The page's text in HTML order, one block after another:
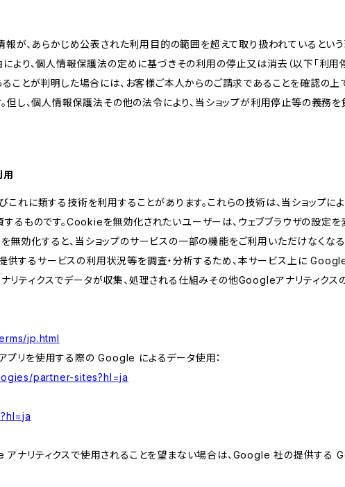
報が、あらかじめ公表された利用目的の範囲を超えて取り扱われているとい
より、個人情報保護法の定めに基づきその利用の停止又は消去（以下「利用停
ことが判明した場合には、お客様ご本人からのご請求であることを確認の上
但し、個人情報保護法その他の法令により、当ショップが利用停止等の義務
用
これに類する技術を利用することがあります。これらの技術は、当ショップに
るものです。Cookieを無効化されたいユーザーは、ウェブブラウザの設定
無効化すると、当ショップのサービスの一部の機能をご利用いただけなくなる
が提供するサービスの利用状況等を調査・分析するため、本サービス上に
リティクスでデータが収集、処理される仕組みその他Googleアナリティクス
jp.html
リを使用する際の Google によるデータ使用：
partner-sites?hl=ja
ナリティクスで使用されることを望まない場合は、Google 社の提供する